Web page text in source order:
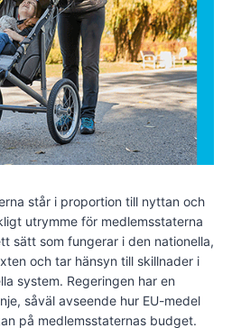
står i proportion till nyttan och
utrymme för medlemsstaterna
sätt som fungerar i den nationella,
och tar hänsyn till skillnader i
system. Regeringen har en
såväl avseende hur EU-medel
på medlemsstaternas budget.